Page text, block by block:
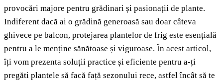
provocări majore pentru grădinari și pasionații de plante.
Indiferent dacă ai o grădină generoasă sau doar câteva
ghivece pe balcon, protejarea plantelor de frig este esențială
pentru a le menține sănătoase și viguroase. În acest articol,
îți vom prezenta soluții practice și eficiente pentru a-ți
pregăti plantele să facă față sezonului rece, astfel încât să te